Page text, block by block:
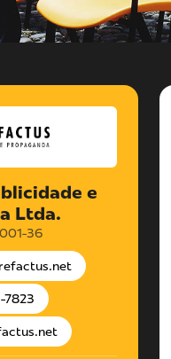
e
Ltda.
36
7823